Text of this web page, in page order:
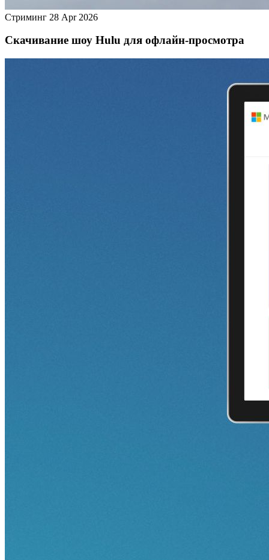
Стриминг 28 Apr 2026
Скачивание шоу Hulu для офлайн‑просмотра